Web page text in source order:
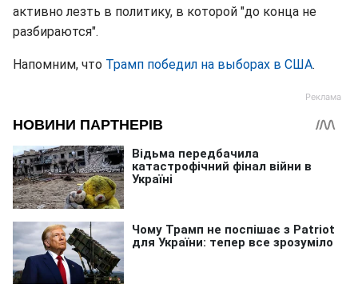
активно лезть в политику, в которой "до конца не
разбираются".
Напомним, что Трамп победил на выборах в США.